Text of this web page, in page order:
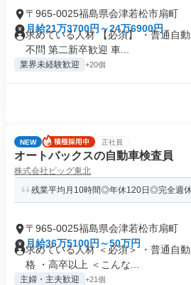
〒965-0025福島県会津若松市扇町
月給21万3700円～24万6900円
求めている人材 【必須】 ・普通自
不問 第二新卒歓迎 車...
業界未経験歓迎 +20個
NEW 正社員
オートバックスの自動車検査員
株式会社ビッグ東北
残業平均月10時間◎年休120日◎完全週
〒965-0025福島県会津若松市扇町
月給36万5100円～50万円
求めている人材 ＜必須＞ ・普通自
格 ・高卒以上 ＜こんな...
主婦・主夫歓迎 +21個